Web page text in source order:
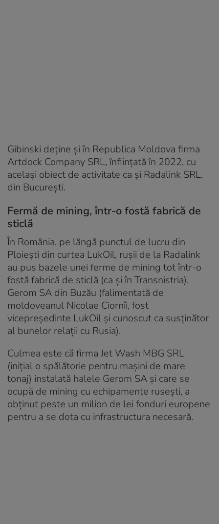
Gibinski deține și în Republica Moldova firma
Artdock Company SRL, înființată în 2022, cu
același obiect de activitate ca și Radalink SRL,
din București.
Fermă de mining, într-o fostă fabrică de
sticlă
În România, pe lângă punctul de lucru din
Ploiești din curtea LukOil, rușii de la Radalink
au pus bazele unei ferme de mining tot într-o
fostă fabrică de sticlă (ca și în Transnistria),
Gerom SA din Buzău (falimentată de
moldoveanul Nicolae Ciornîi, fost
vicepreședinte LukOil și cunoscut ca susținător
al bunelor relații cu Rusia).
Culmea este că firma Jet Wash MBG SRL
(inițial o spălătorie pentru mașini de mare
tonaj) instalată halele Gerom SA și care se
ocupă de mining cu echipamente rusești, a
obținut peste un milion de lei fonduri europene
pentru a se dota cu infrastructura necesară.